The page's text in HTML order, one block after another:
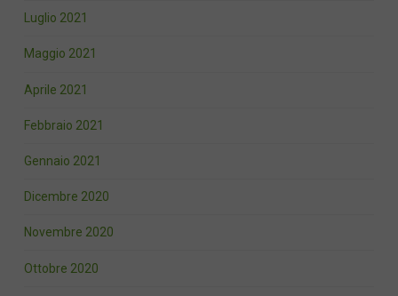
Luglio 2021
Maggio 2021
Aprile 2021
Febbraio 2021
Gennaio 2021
Dicembre 2020
Novembre 2020
Ottobre 2020